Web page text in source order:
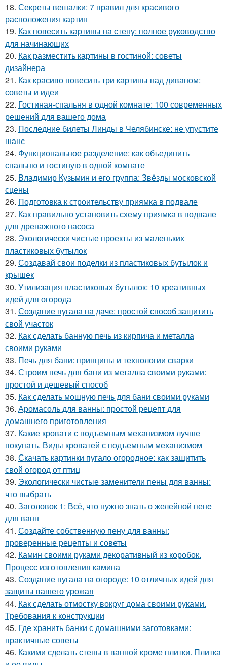
18. Секреты вешалки: 7 правил для красивого
расположения картин
19. Как повесить картины на стену: полное руководство
для начинающих
20. Как разместить картины в гостиной: советы
дизайнера
21. Как красиво повесить три картины над диваном:
советы и идеи
22. Гостиная-спальня в одной комнате: 100 современных
решений для вашего дома
23. Последние билеты Линды в Челябинске: не упустите
шанс
24. Функциональное разделение: как объединить
спальню и гостиную в одной комнате
25. Владимир Кузьмин и его группа: Звёзды московской
сцены
26. Подготовка к строительству приямка в подвале
27. Как правильно установить схему приямка в подвале
для дренажного насоса
28. Экологически чистые проекты из маленьких
пластиковых бутылок
29. Создавай свои поделки из пластиковых бутылок и
крышек
30. Утилизация пластиковых бутылок: 10 креативных
идей для огорода
31. Создание пугала на даче: простой способ защитить
свой участок
32. Как сделать банную печь из кирпича и металла
своими руками
33. Печь для бани: принципы и технологии сварки
34. Строим печь для бани из металла своими руками:
простой и дешевый способ
35. Как сделать мощную печь для бани своими руками
36. Аромасоль для ванны: простой рецепт для
домашнего приготовления
37. Какие кровати с подъемным механизмом лучше
покупать. Виды кроватей с подъемным механизмом
38. Скачать картинки пугало огородное: как защитить
свой огород от птиц
39. Экологически чистые заменители пены для ванны:
что выбрать
40. Заголовок 1: Всё, что нужно знать о желейной пенe
для ванн
41. Создайте собственную пену для ванны:
проверенные рецепты и советы
42. Камин своими руками декоративный из коробок.
Процесс изготовления камина
43. Создание пугала на огороде: 10 отличных идей для
защиты вашего урожая
44. Как сделать отмостку вокруг дома своими руками.
Требования к конструкции
45. Где хранить банки с домашними заготовками:
практичные советы
46. Какими сделать стены в ванной кроме плитки. Плитка